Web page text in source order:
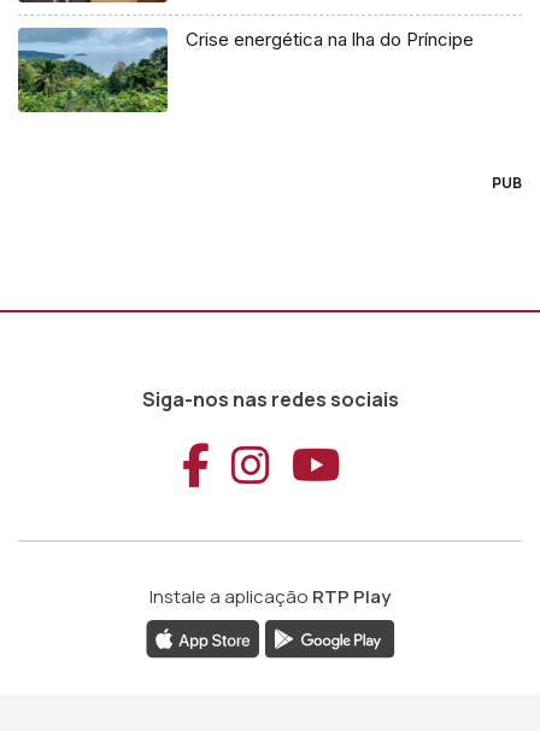
Crise energética na lha do Príncipe
PUB
Siga-nos nas redes sociais
Aceder ao
Aceder ao
Aceder
Instale a aplicação RTP Play